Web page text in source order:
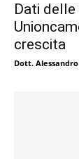
Dati
crescita
Dott.